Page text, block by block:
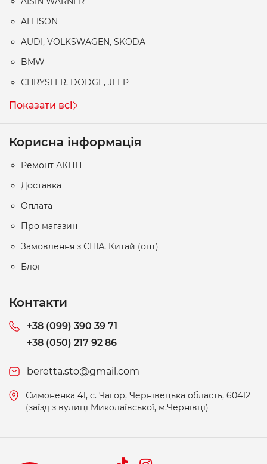
ALLISON
AUDI, VOLKSWAGEN, SKODA
BMW
CHRYSLER, DODGE, JEEP
Показати всі
Корисна інформація
Ремонт АКПП
Доставка
Оплата
Про магазин
Замовлення з США, Китай (опт)
Блог
Контакти
+38 (099) 390 39 71
+38 (050) 217 92 86
beretta.sto@gmail.com
Симоненка 41, c. Чагор, Чернівецька область, 60412
(заїзд з вулиці Миколаївської, м.Чернівці)